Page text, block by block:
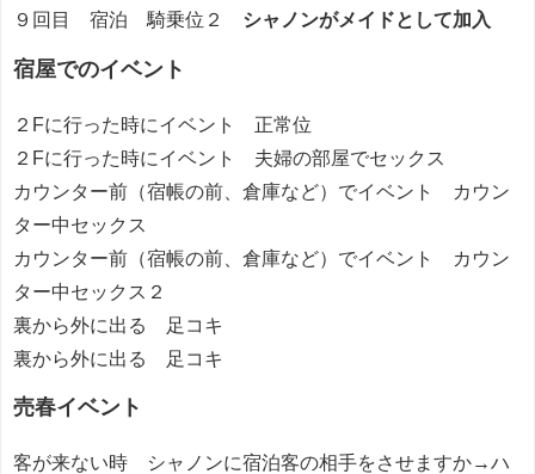
９回目 宿泊 騎乗位２ シャノンがメイドとして加入
宿屋でのイベント
２Fに行った時にイベント 正常位
２Fに行った時にイベント 夫婦の部屋でセックス
カウンター前（宿帳の前、倉庫など）でイベント カウン
ター中セックス
カウンター前（宿帳の前、倉庫など）でイベント カウン
ター中セックス２
裏から外に出る 足コキ
裏から外に出る 足コキ
売春イベント
客が来ない時 シャノンに宿泊客の相手をさせますか→ハ